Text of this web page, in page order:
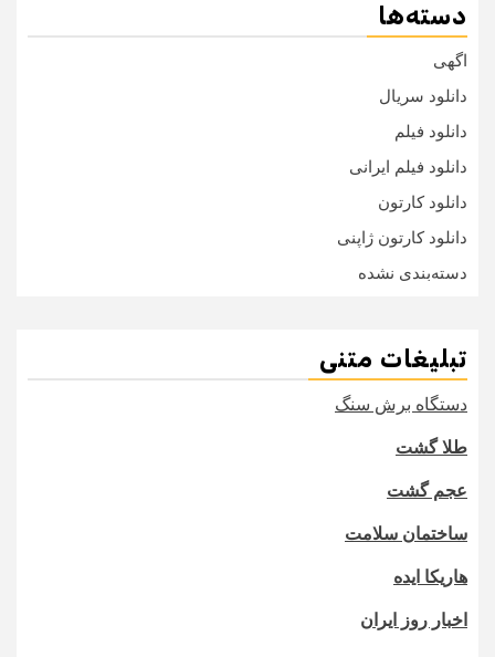
دسته‌ها
اگهی
دانلود سریال
دانلود فیلم
دانلود فیلم ایرانی
دانلود کارتون
دانلود کارتون ژاپنی
دسته‌بندی نشده
تبلیغات متنی
دستگاه برش سنگ
طلا گشت
عجم گشت
ساختمان سلامت
هاریکا ایده
اخبار روز ایران